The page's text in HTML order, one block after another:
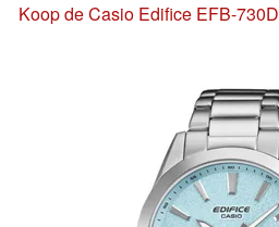
Koop de Casio Edifice EFB-